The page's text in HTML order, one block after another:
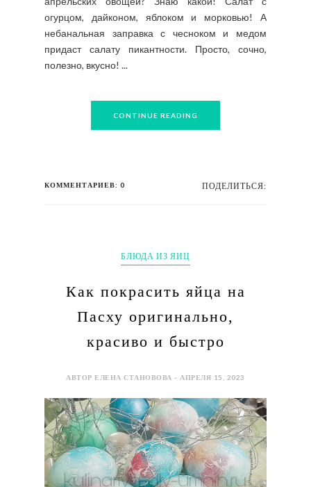
огурцом, дайконом, яблоком и морковью! А
небанальная заправка с чесноком и медом
придаст салату пикантности. Просто, сочно,
полезно, вкусно! ...
CONTINUE READING
КОММЕНТАРИЕВ: 0 ПОДЕЛИТЬСЯ:
БЛЮДА ИЗ ЯИЦ
Как покрасить яйца на
Пасху оригинально,
красиво и быстро
АВТОР ЕЛЕНА СТАНОВОВА - АПРЕЛЯ 15, 2023